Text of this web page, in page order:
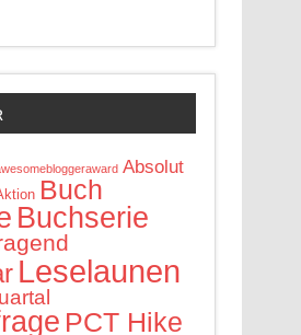
Absolut
Buch
Buchserie
Leselaunen
PCT Hike